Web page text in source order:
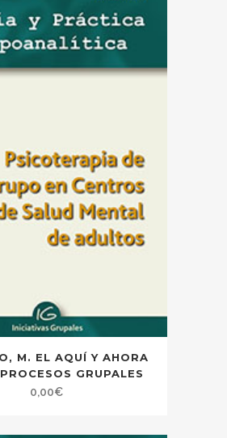
M. EL AQUÍ Y AHORA
GRUPALES
0,00€